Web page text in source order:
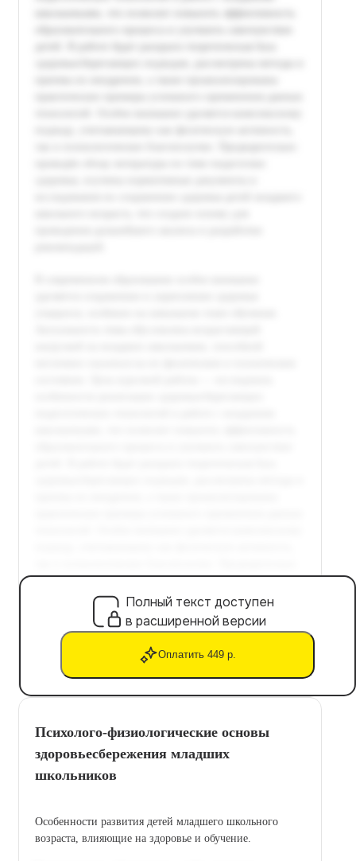
Полный текст доступен
в расширенной версии
Оплатить 449 р.
Психолого-физиологические основы
здоровьесбережения младших
школьников
Особенности развития детей младшего школьного
возраста, влияющие на здоровье и обучение.